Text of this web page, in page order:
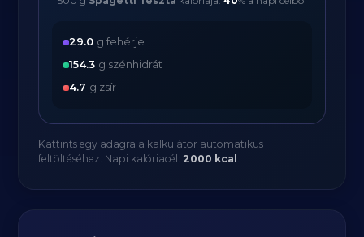
29.0 g fehérje
154.3 g szénhidrát
4.7 g zsír
Kattints egy adagra a kalkulátor automatikus
feltöltéséhez. Napi kalóriacél: 2000 kcal .